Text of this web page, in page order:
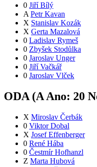
0 Jiří Bílý
A Petr Kavan
X Stanislav Kozák
X Gerta Mazalová
0 Ladislav Rymeš
0 Zbyšek Stodůlka
0 Jaroslav Unger
0 Jiří Vačkář
0 Jaroslav Vlček
ODA (A Ano: 20
X Miroslav Čerbák
0 Viktor Dobal
X Josef Effenberger
0 René Hába
0 Čestmír Hofhanzl
Z Marta Hubová